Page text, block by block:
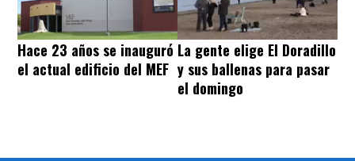
Hace 23 años se inauguró
el actual edificio del MEF
La gente elige El Doradillo
y sus ballenas para pasar
el domingo